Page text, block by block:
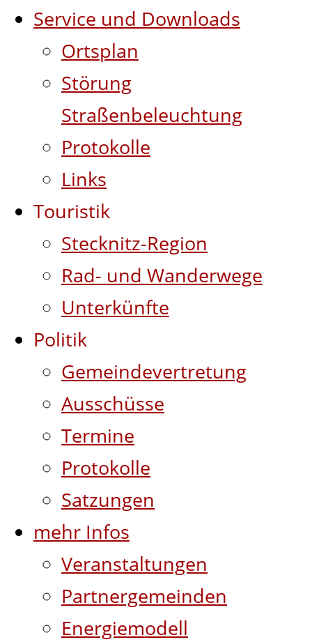
Service und Downloads
Ortsplan
Störung
Straßenbeleuchtung
Protokolle
Links
Touristik
Stecknitz-Region
Rad- und Wanderwege
Unterkünfte
Politik
Gemeindevertretung
Ausschüsse
Termine
Protokolle
Satzungen
mehr Infos
Veranstaltungen
Partnergemeinden
Energiemodell